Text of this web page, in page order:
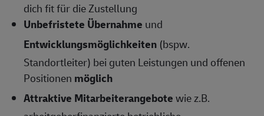
dich fit für die Zustellung
Unbefristete Übernahme und
Entwicklungsmöglichkeiten (bspw.
Standortleiter) bei guten Leistungen und offenen
Positionen möglich
Attraktive Mitarbeiterangebotewie z.B.